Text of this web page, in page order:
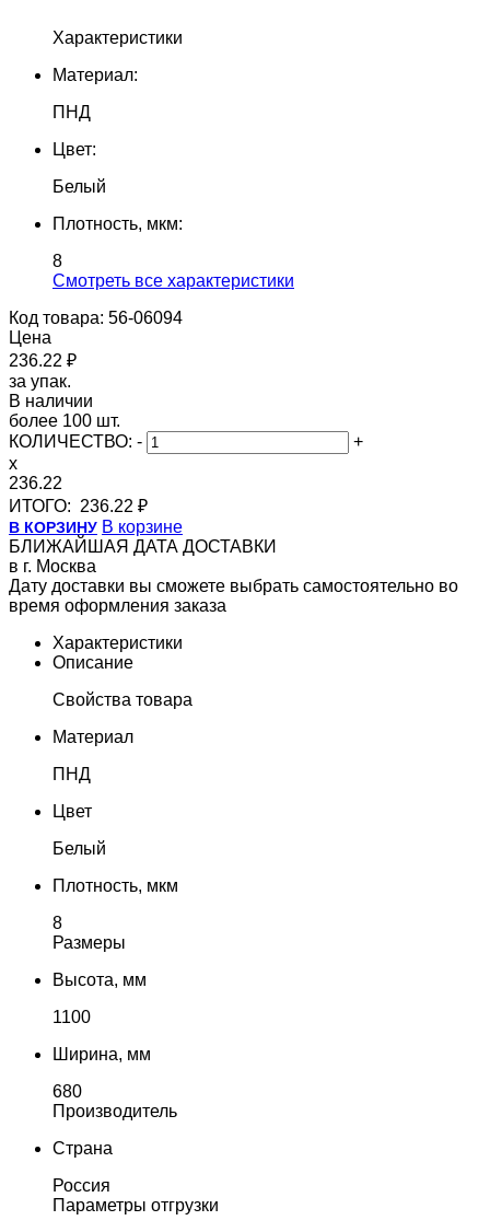
Характеристики
Материал:
ПНД
Цвет:
Белый
Плотность, мкм:
8
Cмотреть все характеристики
Код товара: 56-06094
Цена
236.22 ₽
за упак.
В наличии
более 100 шт.
КОЛИЧЕСТВО: -
+
x
236.22
ИТОГО: 236.22 ₽
В КОРЗИНУ В корзине
БЛИЖАЙШАЯ ДАТА ДОСТАВКИ
в г. Москва
Дату доставки вы сможете выбрать самостоятельно во
время оформления заказа
Характеристики
Описание
Свойства товара
Материал
ПНД
Цвет
Белый
Плотность, мкм
8
Размеры
Высота, мм
1100
Ширина, мм
680
Производитель
Страна
Россия
Параметры отгрузки